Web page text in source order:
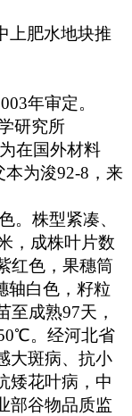
上肥水地块推
年审定。
研究所
在国外材料
本为浚92-8 ，来
。株型紧凑、
，成株叶片数
红色，果穗筒
轴白色，籽粒
至成熟97天，
℃。经河北省
大斑病、抗小
矮花叶病，中
部谷物品质监